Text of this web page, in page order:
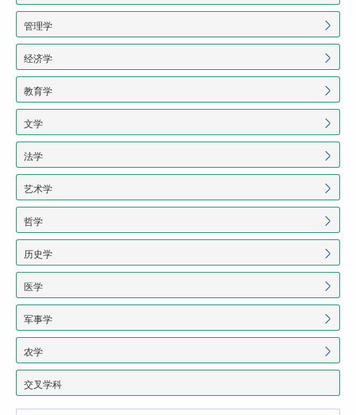
管理学
经济学
教育学
文学
法学
艺术学
哲学
历史学
医学
军事学
农学
交叉学科